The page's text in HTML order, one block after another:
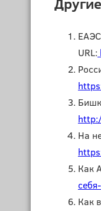
URL:
На
Как
Как